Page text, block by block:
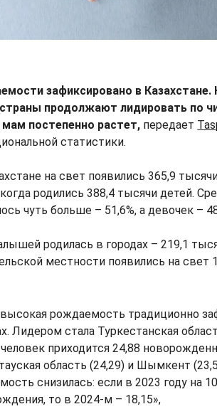
зафиксировано в Казахстане.
продолжают лидировать по
мам постепенно растет, передает
статистики.
на свет появились 365,9
родились 388,4 тысячи детей.
чуть больше – 51,6%, а девочек –
родилась в городах – 219,1
местности появились на свет
рождаемость традиционно
Лидером стала Туркестанская
приходится 24,88
область (24,29) и Шымкент
снизилась: если в 2023 году на
то в 2024-м – 18,15»,